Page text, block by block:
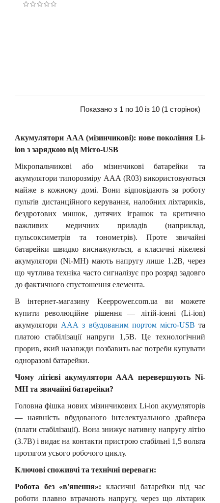
Показано з 1 по 10 із 10 (1 сторінок)
Акумулятори ААА (мізинчикові): нове покоління Li-
ion з зарядкою від Micro-USB
Мікропальчикові або мізинчикові батарейки та
акумулятори типорозміру ААА (R03) використовуються
майже в кожному домі. Вони відповідають за роботу
пультів дистанційного керування, налобних ліхтариків,
бездротових мишок, дитячих іграшок та критично
важливих медичних приладів (наприклад,
пульсоксиметрів та тонометрів). Проте звичайні
батарейки швидко виснажуються, а класичні нікелеві
акумулятори (Ni-MH) мають напругу лише 1.2В, через
що чутлива техніка часто сигналізує про розряд задовго
до фактичного спустошення елемента.
В інтернет-магазину Keeppower.com.ua ви можете
купити революційне рішення — літій-іонні (Li-ion)
акумулятори ААА з вбудованим портом мicro-USB та
платою стабілізації напруги 1,5В. Це технологічний
прорив, який назавжди позбавить вас потреби купувати
одноразові батарейки.
Чому літієві акумулятори ААА перевершують Ni-
MH та звичайні батарейки?
Головна фішка нових мізинчикових Li-ion акумуляторів
— наявність вбудованого інтелектуального драйвера
(плати стабілізації). Вона знижує нативну напругу літію
(3.7В) і видає на контакти пристрою стабільні 1,5 вольта
протягом усього робочого циклу.
Ключові споживчі та технічні переваги:
Робота без «в'янення»:
класичні батарейки під час
роботи плавно втрачають напругу, через що ліхтарик